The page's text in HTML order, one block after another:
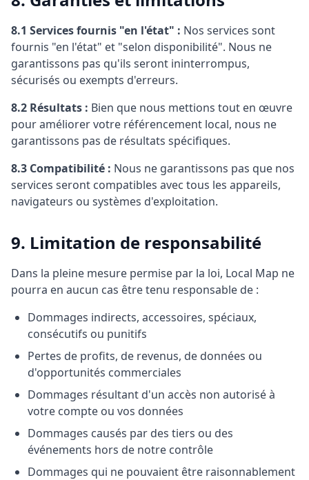
8.1 Services fournis "en l'état" : Nos services sont
fournis "en l'état" et "selon disponibilité". Nous ne
garantissons pas qu'ils seront ininterrompus,
sécurisés ou exempts d'erreurs.
8.2 Résultats : Bien que nous mettions tout en œuvre
pour améliorer votre référencement local, nous ne
garantissons pas de résultats spécifiques.
8.3 Compatibilité : Nous ne garantissons pas que nos
services seront compatibles avec tous les appareils,
navigateurs ou systèmes d'exploitation.
9. Limitation de responsabilité
Dans la pleine mesure permise par la loi, Local Map ne
pourra en aucun cas être tenu responsable de :
Dommages indirects, accessoires, spéciaux,
consécutifs ou punitifs
Pertes de profits, de revenus, de données ou
d'opportunités commerciales
Dommages résultant d'un accès non autorisé à
votre compte ou vos données
Dommages causés par des tiers ou des
événements hors de notre contrôle
Dommages qui ne pouvaient être raisonnablement